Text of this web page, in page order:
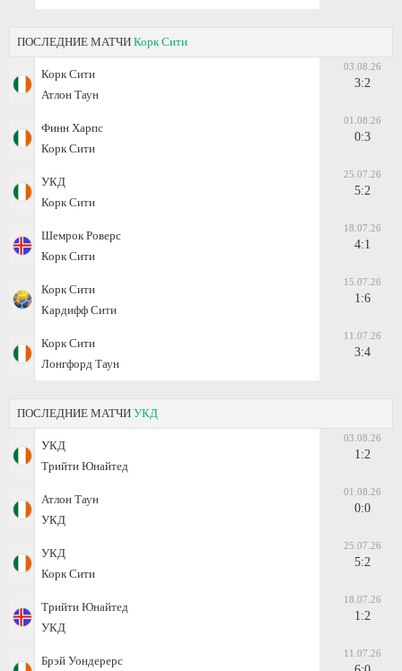
ПОСЛЕДНИЕ МАТЧИ Корк Сити
Корк Сити
Атлон Таун
03.08.26
3:2
Финн Харпс
Корк Сити
01.08.26
0:3
УКД
Корк Сити
25.07.26
5:2
Шемрок Роверс
Корк Сити
18.07.26
4:1
Корк Сити
Кардифф Сити
15.07.26
1:6
Корк Сити
Лонгфорд Таун
11.07.26
3:4
ПОСЛЕДНИЕ МАТЧИ УКД
УКД
Трийти Юнайтед
03.08.26
1:2
Атлон Таун
УКД
01.08.26
0:0
УКД
Корк Сити
25.07.26
5:2
Трийти Юнайтед
УКД
18.07.26
1:2
Брэй Уондерерс
11.07.26